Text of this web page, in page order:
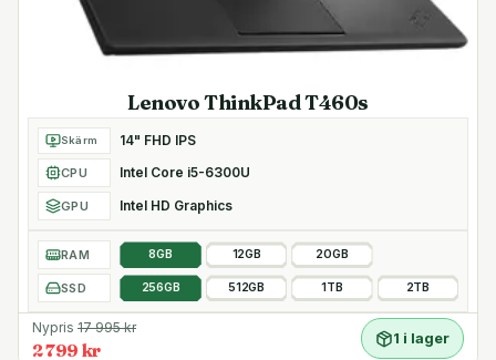
Lenovo ThinkPad T460s
Skärm 14" FHD IPS
CPU Intel Core i5-6300U
GPU Intel HD Graphics
RAM 8GB 12GB 20GB
SSD 256GB 512GB 1TB 2TB
Nypris 17 995kr
2 799 kr
1 i lager